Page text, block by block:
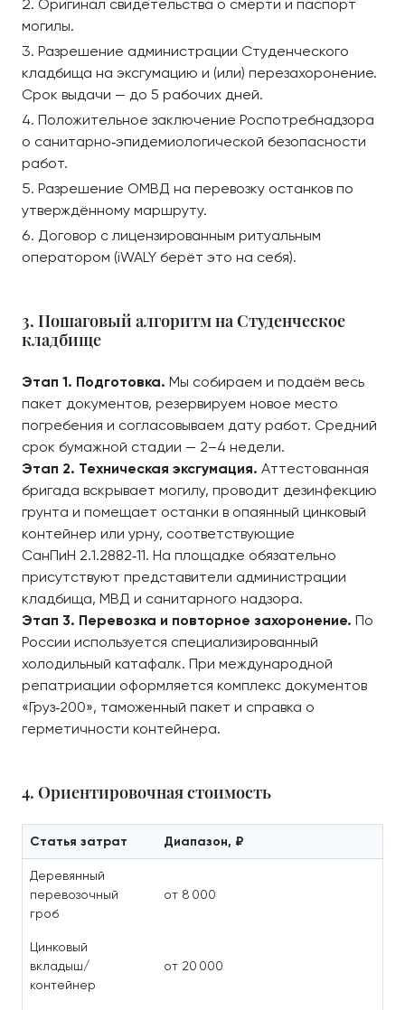
Оригинал свидетельства о смерти и паспорт
могилы.
Разрешение администрации Студенческого
кладбища на эксгумацию и (или) перезахоронение.
Срок выдачи — до 5 рабочих дней.
Положительное заключение Роспотребнадзора
о санитарно‑эпидемиологической безопасности
работ.
Разрешение ОМВД на перевозку останков по
утверждённому маршруту.
Договор с лицензированным ритуальным
оператором (iWALY берёт это на себя).
3. Пошаговый алгоритм на Студенческое
кладбище
Этап 1. Подготовка. Мы собираем и подаём весь
пакет документов, резервируем новое место
погребения и согласовываем дату работ. Средний
срок бумажной стадии — 2–4 недели.
Этап 2. Техническая эксгумация. Аттестованная
бригада вскрывает могилу, проводит дезинфекцию
грунта и помещает останки в опаянный цинковый
контейнер или урну, соответствующие
СанПиН 2.1.2882‑11. На площадке обязательно
присутствуют представители администрации
кладбища, МВД и санитарного надзора.
Этап 3. Перевозка и повторное захоронение. По
России используется специализированный
холодильный катафалк. При международной
репатриации оформляется комплекс документов
«Груз‑200», таможенный пакет и справка о
герметичности контейнера.
4. Ориентировочная стоимость
Статья затрат Диапазон, ₽
Деревянный
перевозочный
гроб
от 8 000
Цинковый
вкладыш/
контейнер
от 20 000